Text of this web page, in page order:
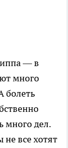
— в
много
болеть
много дел.
все хотят